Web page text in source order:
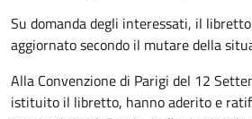
Su domanda degli interessati, il
aggiornato secondo il mutare della
Alla Convenzione di Parigi del 12
istituito il libretto, hanno aderito e